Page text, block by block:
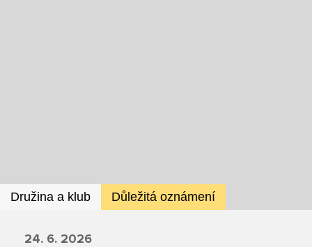
Družina a klub Důležitá oznámení
24. 6. 2026